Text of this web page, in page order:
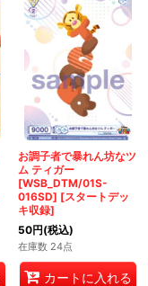
お調子者で暴れん坊なツ
ム ティガー
[WSB_DTM/01S-
016SD] [スタートデッ
キ収録]
50円(税込)
在庫数 24点
カートに入れる